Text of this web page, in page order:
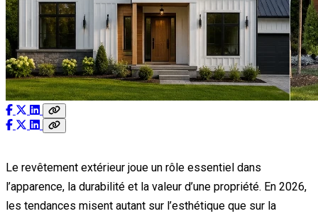
Le revêtement extérieur joue un rôle essentiel dans
l’apparence, la durabilité et la valeur d’une propriété. En 2026,
les tendances misent autant sur l’esthétique que sur la